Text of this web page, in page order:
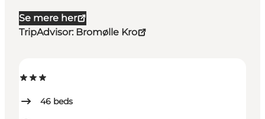
Se mere her
TripAdvisor: Bromølle Kro
46 beds